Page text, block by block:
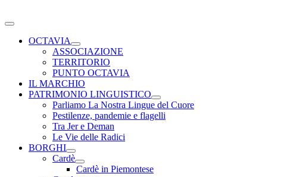
al
Toggle
NavigationOCTAVIA
ASSOCIAZIONE
TERRITORIO
PUNTO OCTAVIA
IL MARCHIO
PATRIMONIO LINGUISTICO
Parliamo La Nostra Lingue del Cuore
Pestilenze, pandemie e flagelli
Tra Jer e Deman
Le Vie delle Radici
BORGHI
Cardè
Cardè in Piemontese